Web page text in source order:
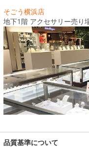
そごう横浜店
地下1階 アクセサリー売り
品質基準について